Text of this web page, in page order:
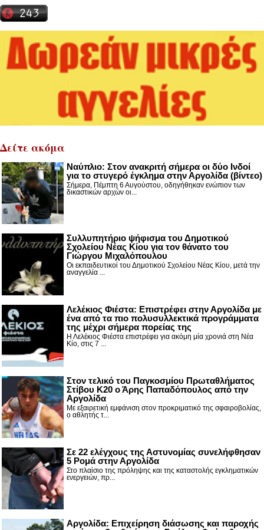
Δείτε ακόμα
Nαύπλιο: Στον ανακριτή σήμερα οι δύο Ινδοί
για το στυγερό έγκλημα στην Αργολίδα (βίντεο)
Σήμερα, Πέμπτη 6 Αυγούστου, οδηγήθηκαν ενώπιον των
δικαστικών αρχών οι...
Συλλυπητήριο ψήφισμα του Δημοτικού
Σχολείου Νέας Κίου για τον θάνατο του
Γιώργου Μιχαλόπουλου
Οι εκπαιδευτικοί του Δημοτικού Σχολείου Νέας Κίου, μετά την
αναγγελία ...
Λελέκιος Φιέστα: Επιστρέφει στην Αργολίδα με
ένα από τα πιο πολυσυλλεκτικά προγράμματα
της μέχρι σήμερα πορείας της
Η Λελέκιος Φιέστα επιστρέφει για ακόμη μία χρονιά στη Νέα
Κίο, στις 7 ...
Στον τελικό του Παγκοσμίου Πρωταθλήματος
Στίβου Κ20 ο Άρης Παπαδόπουλος από την
Αργολίδα
Με εξαιρετική εμφάνιση στον προκριματικό της σφαιροβολίας,
ο αθλητής τ...
Σε 22 ελέγχους της Αστυνομίας συνελήφθησαν
5 Ρομά στην Αργολίδα
Στο πλαίσιο της πρόληψης και της καταστολής εγκληματικών
ενεργειών, πρ...
Αργολίδα: Επιχείρηση διάσωσης και παροχής